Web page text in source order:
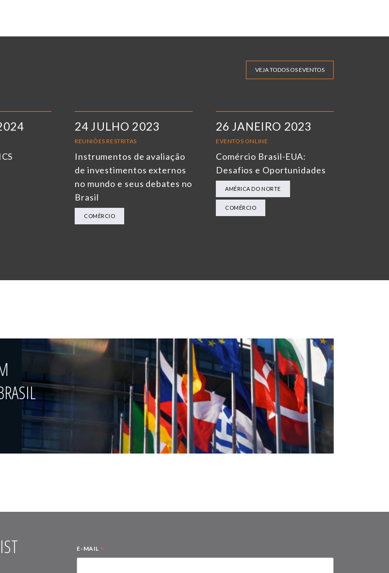
VEJA TODOS OS EVENTOS
24 JULHO 2023
REUNIÕES RESTRITAS
Instrumentos de avaliação
de investimentos externos
no mundo e seus debates no
Brasil
COMÉRCIO
26 JANEIRO 2023
EVENTOS ONLINE
Comércio Brasil-EUA:
Desafios e Oportunidades
AMÉRICA DO NORTE
COMÉRCIO
E-MAIL *